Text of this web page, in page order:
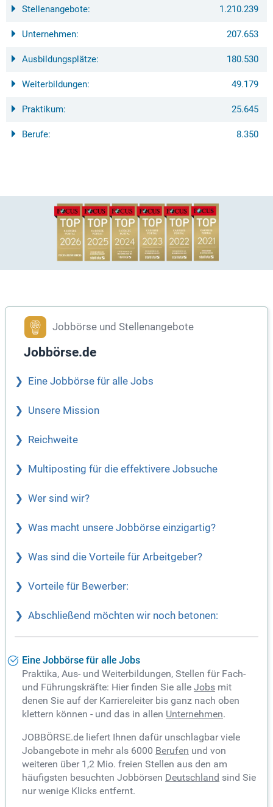
Stellenangebote: 1.210.239
Unternehmen: 207.653
Ausbildungsplätze: 180.530
Weiterbildungen: 49.179
Praktikum: 25.645
Berufe: 8.350
Jobbörse und Stellenangebote
Jobbörse.de
Eine Jobbörse für alle Jobs
Unsere Mission
Reichweite
Multiposting für die effektivere Jobsuche
Wer sind wir?
Was macht unsere Jobbörse einzigartig?
Was sind die Vorteile für Arbeitgeber?
Vorteile für Bewerber:
Abschließend möchten wir noch betonen:
Eine Jobbörse für alle Jobs
Praktika, Aus- und Weiterbildungen, Stellen für Fach-
und Führungskräfte: Hier finden Sie alle Jobs mit
denen Sie auf der Karriereleiter bis ganz nach oben
klettern können - und das in allen Unternehmen.
JOBBÖRSE.de liefert Ihnen dafür unschlagbar viele
Jobangebote in mehr als 6000 Berufen und von
weiteren über 1,2 Mio. freien Stellen aus den am
häufigsten besuchten Jobbörsen Deutschland sind Sie
nur wenige Klicks entfernt.